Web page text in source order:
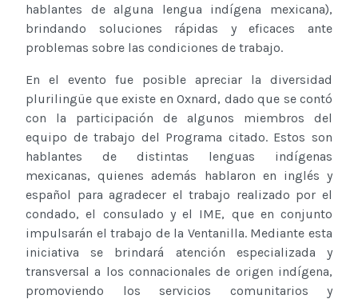
hablantes de alguna lengua indígena mexicana),
brindando soluciones rápidas y eficaces ante
problemas sobre las condiciones de trabajo.
En el evento fue posible apreciar la diversidad
plurilingüe que existe en Oxnard, dado que se contó
con la participación de algunos miembros del
equipo de trabajo del Programa citado. Estos son
hablantes de distintas lenguas indígenas
mexicanas, quienes además hablaron en inglés y
español para agradecer el trabajo realizado por el
condado, el consulado y el IME, que en conjunto
impulsarán el trabajo de la Ventanilla. Mediante esta
iniciativa se brindará atención especializada y
transversal a los connacionales de origen indígena,
promoviendo los servicios comunitarios y